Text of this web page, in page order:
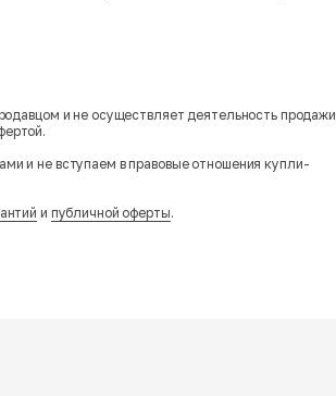
и не осуществляет деятельность продажи
и не вступаем в правовые отношения купли-
и публичной оферты.